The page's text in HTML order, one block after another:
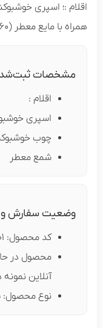
همراه با مایع معطر (60 میل)
مشخصات
اقلام :
اسپری
چوب
شمع معطر
وضعیت سفارش و
کد محصول: PA001
محصول در
آنلاین نمونه
نوع محصول: